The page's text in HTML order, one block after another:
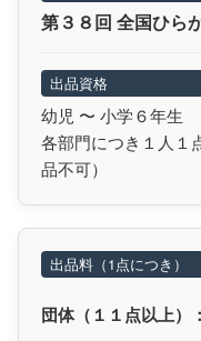
第３８回 全国ひら
出品資格
幼児 〜 小学６年生
各部門につき１人１
品不可）
出品料（1点につき）
団体（１１点以上）：